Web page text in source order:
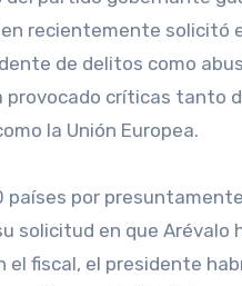
recientemente solicitó
de delitos como
provocado críticas tanto
la Unión Europea.
países por
solicitud en que Arévalo
fiscal, el presidente